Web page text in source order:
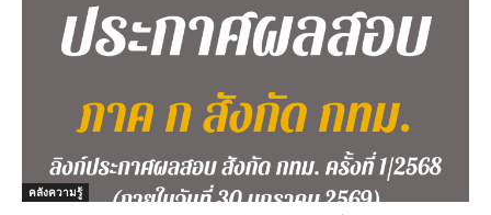
คลังความรู้